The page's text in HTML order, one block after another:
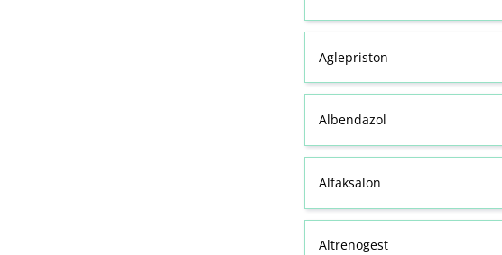
Aglepriston
Albendazol
Alfaksalon
Altrenogest